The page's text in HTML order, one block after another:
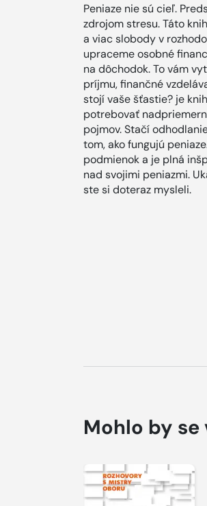
Peniaze nie sú cieľ.
zdrojom stresu. Táto
a viac slobody v
upraceme osobné
na dôchodok. To vám
príjmu, finančné
stojí vaše šťastie? je
potrebovať
pojmov. Stačí
tom, ako fungujú
podmienok a je plná
nad svojimi peniazmi.
ste si doteraz mysleli.
Mohlo by